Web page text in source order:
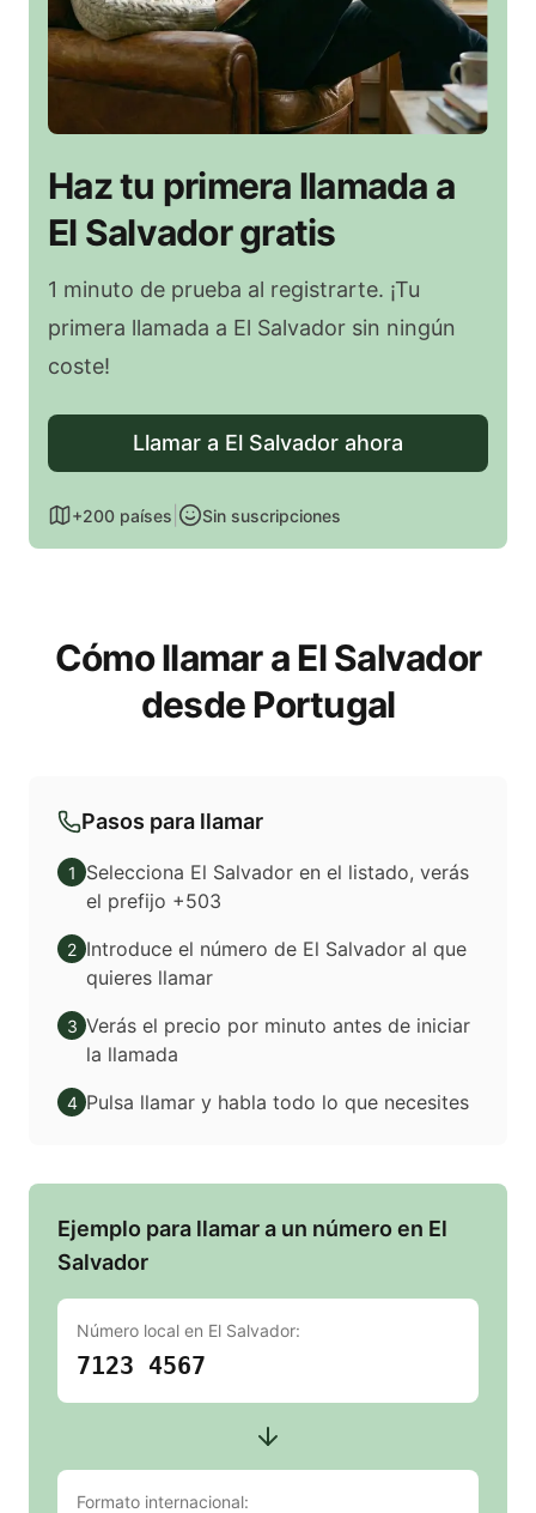
Haz tu primera llamada a
El Salvador gratis
1 minuto de prueba al registrarte. ¡Tu
primera llamada a El Salvador sin ningún
coste!
Llamar a El Salvador ahora
+200 países Sin suscripciones
Cómo llamar a El Salvador
desde Portugal
Pasos para llamar
1
Selecciona El Salvador en el listado, verás
el prefijo +503
2 Introduce el número de El Salvador al que
quieres llamar
3 Verás el precio por minuto antes de iniciar
la llamada
4 Pulsa llamar y habla todo lo que necesites
Ejemplo para llamar a un número en El
Salvador
Número local en El Salvador:
7123 4567
Formato internacional: